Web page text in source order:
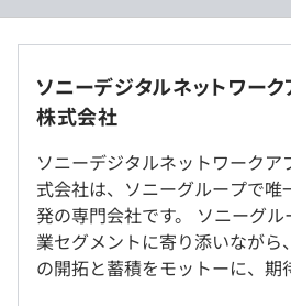
経験・スキル・前職での給与を考
定いたします。
適性などにより、即戦力に準ずる
収 590 万円～760 万円
（※想定年収は年収提示額を保証す
ソニーデジタルネットワー
株式会社
ソニーデジタルネットワーク
式会社は、ソニーグループで唯
発の専門会社です。 ソニーグ
業セグメントに寄り添いながら
の開拓と蓄積をモットーに、期